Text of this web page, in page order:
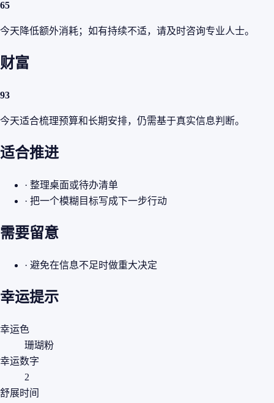
65
今天降低额外消耗；如有持续不适，请及时咨询专业人士。
财富
93
今天适合梳理预算和长期安排，仍需基于真实信息判断。
适合推进
· 整理桌面或待办清单
· 把一个模糊目标写成下一步行动
需要留意
· 避免在信息不足时做重大决定
幸运提示
幸运色
珊瑚粉
幸运数字
2
舒展时间